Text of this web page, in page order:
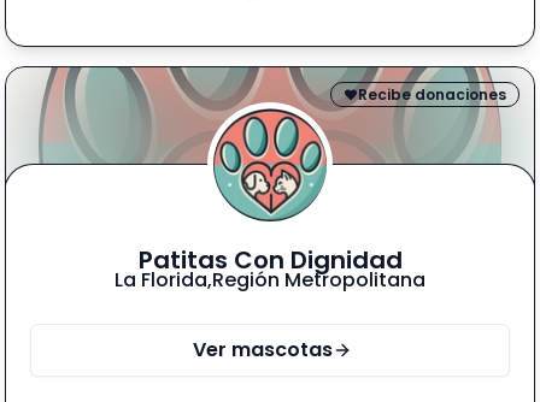
Recibe donaciones
Patitas Con Dignidad
La Florida,Región Metropolitana
Ver mascotas